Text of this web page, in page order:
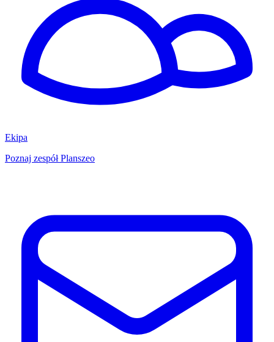
Ekipa
Poznaj zespół Planszeo